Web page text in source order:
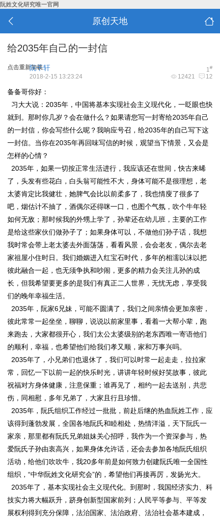
阮姓文化研究唯一官网
原创天地
给2035年自己的一封信
点击重新加载 1#
阮干轩
12421 12
2018-2-15 13:23:24
备备哥你好：
习大大说：2035年，中国将基本实现社会主义现代化，一眨眼也快
就到。那时你几岁？会在做什么？如果请您写一封寄给2035年自己
的一封信，你会写些什么呢？我响应号召，给2035年的自己写下这
一封信。当你在2035年再回味写信的时候，观望当下情景，又会是
怎样的心情？
2035年，如果一切按正常生活进行，我应该还在世间，快古来晞
了，头发有些花白，白头翁可能性不大，身体可能不是很理想，老
太婆肯定比我健壮，她脾气会比以前柔多了，我也情廋了很多了
吧，烟估计不抽了，酒偶尔还得咪一口，也图个气氛，吹个牛年轻
如何无敌；那时候我的外甥上学了，孙辈还在幼儿班，主要的工作
是给这些家伙们做孙子了；如果身体可以，不做他们孙子话，我想
我时常会带上老太婆去外面荡荡，看看风景，会会老友，偶尔去老
家祖屋小住时日。我们婚姻进入红宝石时代，多年的相濡以沫以把
彼此融合一起，也无须争执和吵闹，更多的精力会关注儿孙的成
长，但我希望要更多的是我们有真正二人世界，无忧无虑，享受我
们的晚年幸福生活。
2035年，阮家6兄妹，可能不圆满了，我们之间亲情会更加亲密，
彼此常常一起坐坐，聊聊，说说以前家里事，看着一大帮小辈，跑
来跑去，大家都很开心，我们太公太婆级别的老东西唯一寄语他们
的顺利，幸福，也希望他们给我们孝又顺，家和万事兴吗。
2035年了，小兄弟们也退休了，我们可以时常一起走走，拉拉家
常，回忆一下以前一起的快乐时光，讲讲年轻时候好笑故事，彼此
祝福对方身体健康，注意保重；谁再见了，相约一起去送别，共悲
伤，同相慰，多年兄弟了，大家且行且珍惜。
2035年，阮氏组织工作经过一批批，前赴后继的热血阮姓工作，应
该得到蓬勃发展，全国各地阮氏和睦相处，热情洋溢，天下阮氏一
家亲，那里都有阮氏兄弟姐妹关心招呼，我作为一个资深参与，热
爱阮氏子孙由衷高兴，如果身体允许话，还会去参加各地阮氏组织
活动，给他们吹吹牛，我20多年前是如何致力创建阮氏唯一全国性
组织，“中华阮姓文化研究会”的，希望他们再接再厉，发扬光大。
2035年了，基本实现社会主义现代化。到那时，我国经济实力、科
技实力将大幅跃升，跻身创新型国家前列；人民平等参与、平等发
展权利得到充分保障，法治国家、法治政府、法治社会基本建成，